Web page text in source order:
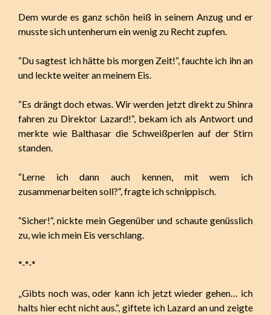
Dem wurde es ganz schön heiß in seinem Anzug und er
musste sich untenherum ein wenig zu Recht zupfen.
“Du sagtest ich hätte bis morgen Zeit!“, fauchte ich ihn an
und leckte weiter an meinem Eis.
“Es drängt doch etwas. Wir werden jetzt direkt zu Shinra
fahren zu Direktor Lazard!“, bekam ich als Antwort und
merkte wie Balthasar die Schweißperlen auf der Stirn
standen.
“Lerne ich dann auch kennen, mit wem ich
zusammenarbeiten soll?“, fragte ich schnippisch.
“Sicher!“, nickte mein Gegenüber und schaute genüsslich
zu, wie ich mein Eis verschlang.
*-*-*
„Gibts noch was, oder kann ich jetzt wieder gehen… ich
halts hier echt nicht aus.“, giftete ich Lazard an und zeigte